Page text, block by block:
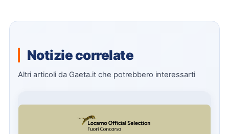
Notizie correlate
Altri articoli da Gaeta.it che potrebbero interessarti